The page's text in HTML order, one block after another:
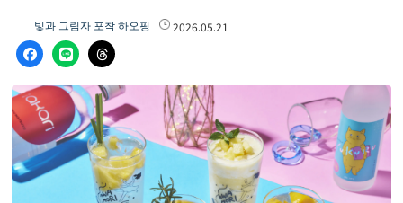
빛과 그림자 포착 하오핑 2026.05.21